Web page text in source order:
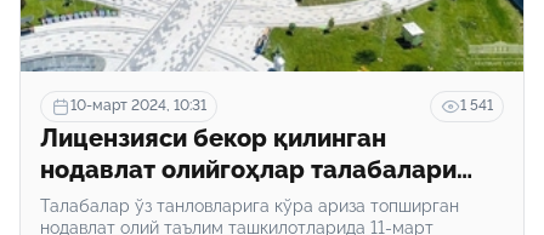
10-март 2024, 10:31 1 541
Лицензияси бекор қилинган
нодавлат олийгоҳлар талабалари
ўқиши кўчирилди
Талабалар ўз танловларига кўра ариза топширган
нодавлат олий таълим ташкилотларида 11-март